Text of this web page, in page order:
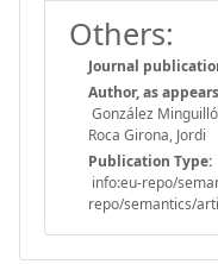
Others:
Journal
Author, as
González
Roca Girona, Jordi
Publication Type:
info:eu-repo/
repo/semantics/